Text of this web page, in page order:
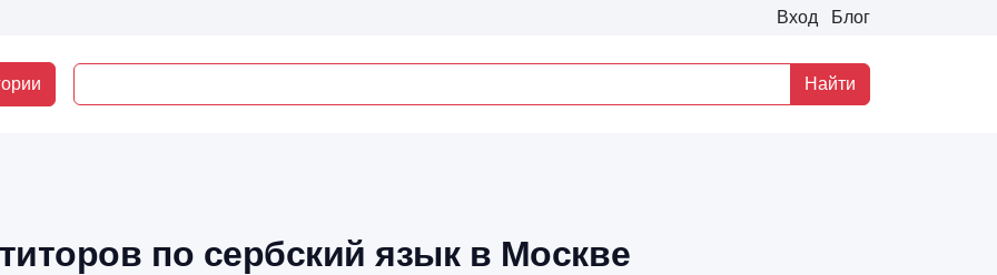
Вход Блог
Найти
по сербский язык в Москве